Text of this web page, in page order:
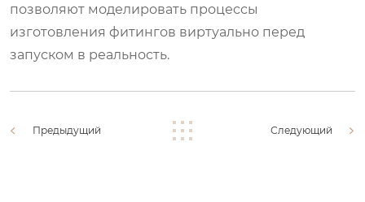
позволяют моделировать процессы
изготовления фитингов виртуально перед
запуском в реальность.
Предыдущий Следующий